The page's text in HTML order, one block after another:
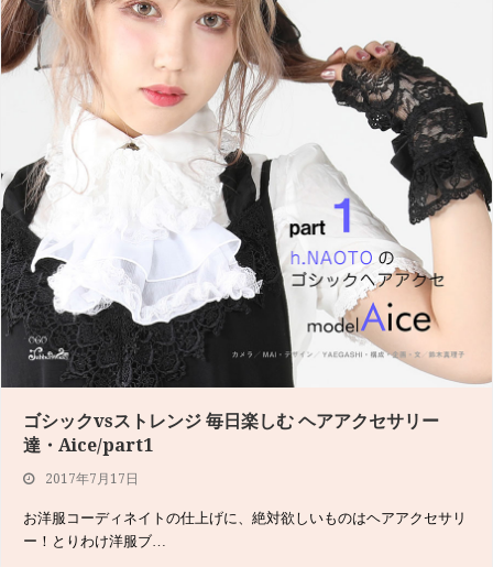
ゴシックvsストレンジ 毎日楽しむ ヘアアクセサリー
達・Aice/part1
2017年7月17日
お洋服コーディネイトの仕上げに、絶対欲しいものはヘアアクセサリ
ー！とりわけ洋服ブ…
Jabberwocky SNAP P138-139
皇子系ファッションの代表のひとつが、ALICE and the PIRATES!…